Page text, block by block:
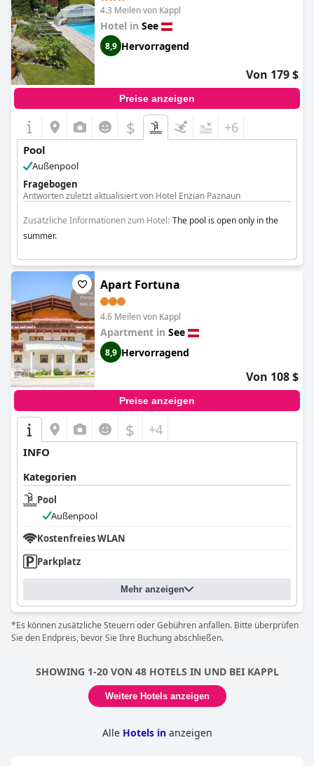
4.3 Meilen von Kappl
Hotel in See
8,9 Hervorragend
Von 179 $
Preise anzeigen
$ +6
Pool
Außenpool
Fragebogen
Antworten zuletzt aktualisiert von Hotel Enzian Paznaun
Zusätzliche Informationen zum Hotel: The pool is open only in the
summer.
Apart Fortuna
4.6 Meilen von Kappl
Apartment in See
8,9 Hervorragend
Von 108 $
Preise anzeigen
$ +4
INFO
Kategorien
Pool
Außenpool
Kostenfreies WLAN
Parkplatz
Mehr anzeigen
*Es können zusätzliche Steuern oder Gebühren anfallen. Bitte überprüfen
Sie den Endpreis, bevor Sie Ihre Buchung abschließen.
SHOWING 1-20 VON 48 HOTELS IN UND BEI KAPPL
Weitere Hotels anzeigen
Alle Hotels in anzeigen